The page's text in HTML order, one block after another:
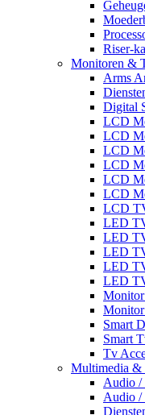
Riser-
Monitoren &
Arms
Digital
LCD
LCD
LCD
LCD
LCD
LCD
LCD
LED
LED
LED
LED
LED
Monitor
Monitor
Smart
Smart
Tv
Multimedia &
Audio /
Audio /